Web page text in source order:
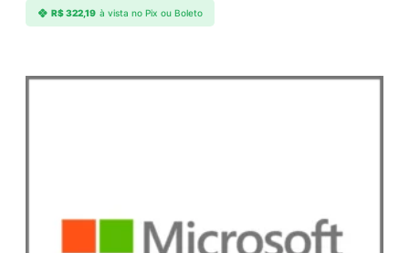
R$322,19 à vista no Pix ou Boleto